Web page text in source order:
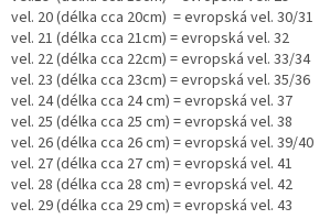
vel. 20 (délka cca 20cm) = evropská vel. 30/31
vel. 21 (délka cca 21cm) = evropská vel. 32
vel. 22 (délka cca 22cm) = evropská vel. 33/34
vel. 23 (délka cca 23cm) = evropská vel. 35/36
vel. 24 (délka cca 24 cm) = evropská vel. 37
vel. 25 (délka cca 25 cm) = evropská vel. 38
vel. 26 (délka cca 26 cm) = evropská vel. 39/40
vel. 27 (délka cca 27 cm) = evropská vel. 41
vel. 28 (délka cca 28 cm) = evropská vel. 42
vel. 29 (délka cca 29 cm) = evropská vel. 43